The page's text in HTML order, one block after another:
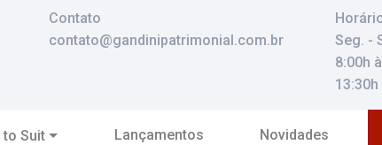
Contato
contato@gandinipatrimonial.com.br
Seg. -
8:00h
to Suit Lançamentos Novidades